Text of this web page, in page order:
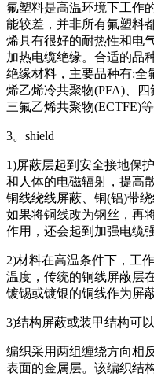
氟塑料是高温环境下工作
能较差，并非所有氟塑料
烯具有很好的耐热性和电
加热电缆绝缘。合适的品
绝缘材料，主要品种有:全
烯乙烯冷共聚物(PFA)、
三氟乙烯共聚物(ECTFE)等
3。shield
1)屏蔽层起到安全接地保
和人体的电磁辐射，提高
铜线绕线屏蔽、铜(铝)带
如果将铜线改为钢丝，再
作用，还会起到加强电缆
2)材料在高温条件下，工
温度，传统的铜线屏蔽层
镀锡或镀银的铜线作为屏
3)结构屏蔽或装甲结构可
编织采用两组缠绕方向相
表面的金属层。该编织结